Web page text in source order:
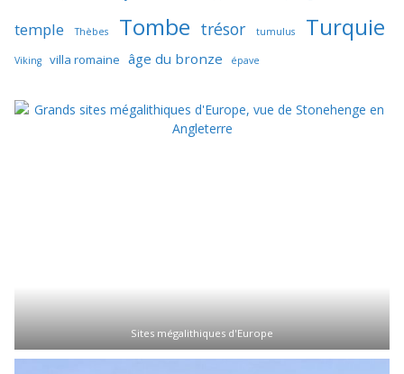
temple Thèbes Tombe trésor tumulus Turquie
Viking villa romaine âge du bronze épave
Sites mégalithiques d'Europe